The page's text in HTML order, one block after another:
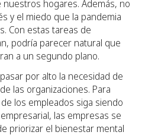
hogares. Además, no
y el miedo que la pandemia
Con estas tareas de
podría parecer natural que
a un segundo plano.
por alto la necesidad de
las organizaciones. Para
los empleados siga siendo
las empresas se
priorizar el bienestar mental